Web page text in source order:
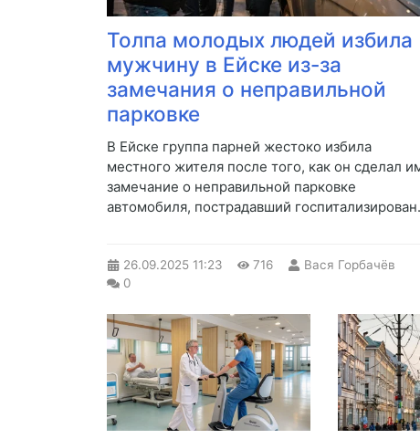
Толпа молодых людей избила
мужчину в Ейске из-за
замечания о неправильной
парковке
В Ейске группа парней жестоко избила
местного жителя после того, как он сделал
замечание о неправильной парковке
автомобиля, пострадавший госпитализирован.
26.09.2025 11:23 716
Вася Горбачёв
0